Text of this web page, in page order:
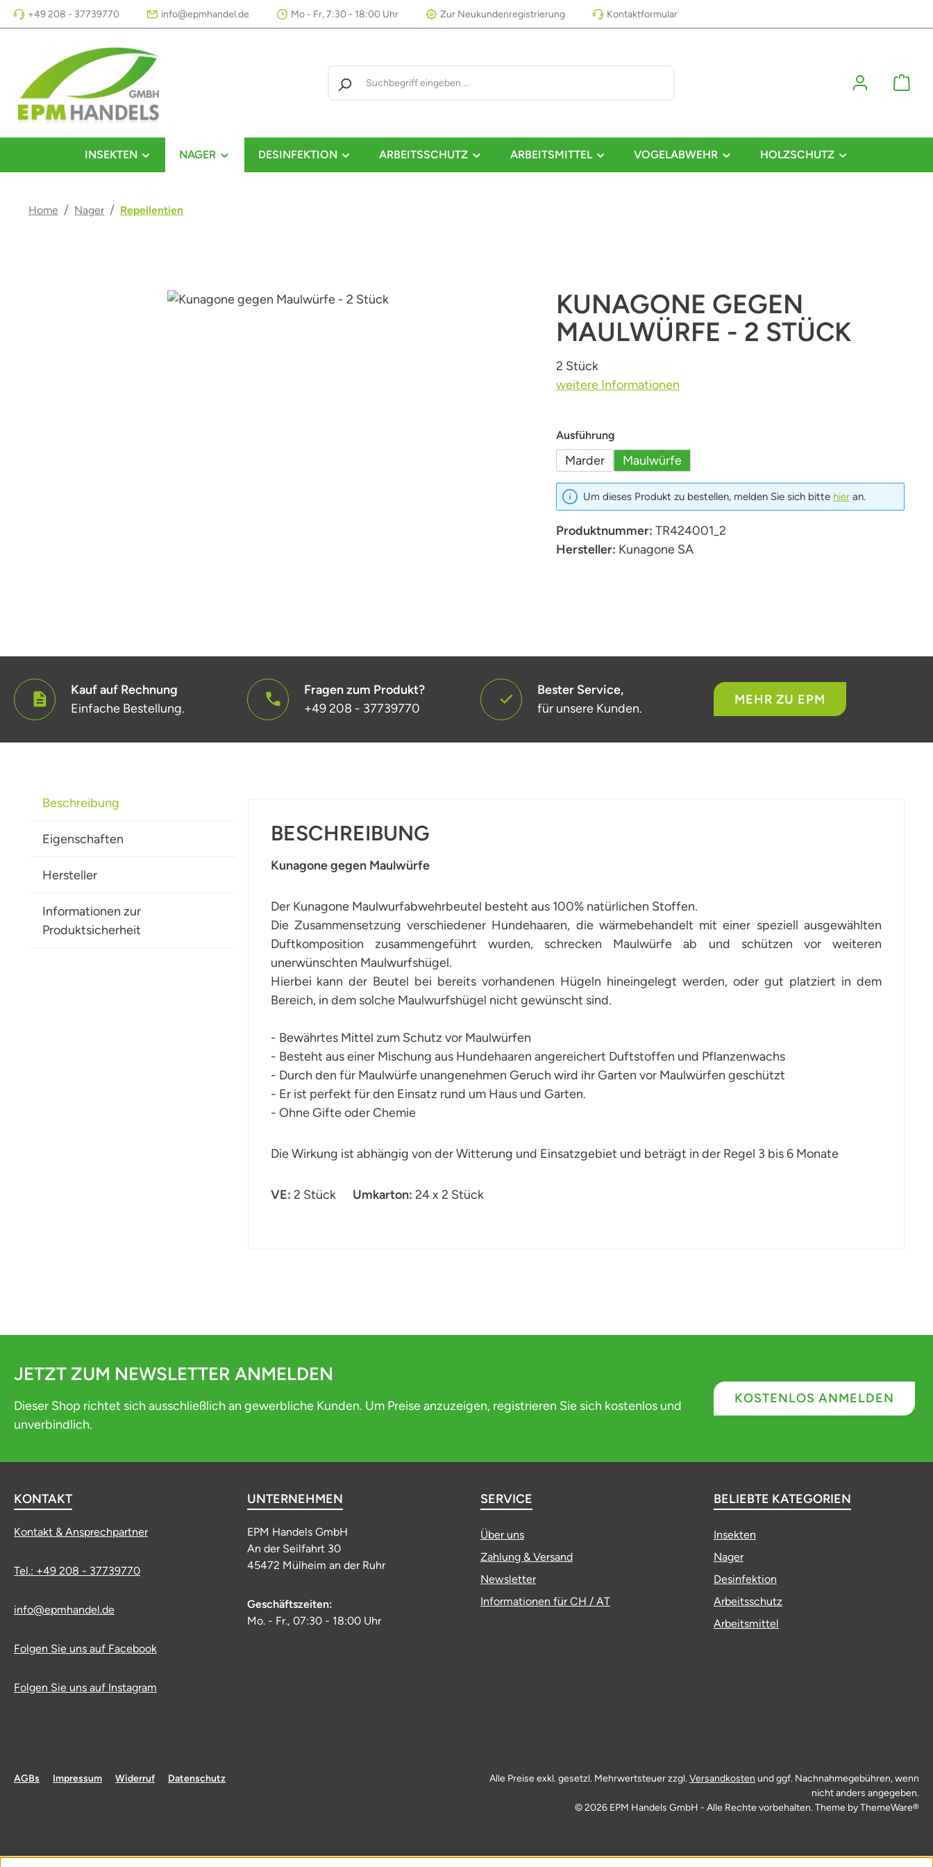
Hauptinhalt springen
Zur Suche springen
Zur Hauptnavigation springen
+49 208 - 37739770 info@epmhandel.de Mo - Fr, 7:30 - 18:00 Uhr Zur Neukundenregistrierung Kontaktformular
INSEKTEN NAGER DESINFEKTION ARBEITSSCHUTZ ARBEITSMITTEL VOGELABWEHR HOLZSCHUTZ
Home / Nager / Repellentien
Bildergalerie überspringen
KUNAGONE GEGEN
MAULWÜRFE - 2 STÜCK
2 Stück
weitere Informationen
Ausführungauswählen
Marder Maulwürfe
Um dieses Produkt zu bestellen, melden Sie sich bitte hieran.
Produktnummer: TR424001_2
Hersteller: Kunagone SA
Kauf auf Rechnung
Einfache Bestellung.
Fragen zum Produkt?
+49 208 - 37739770
Bester Service,
für unsere Kunden.
MEHR ZU EPM
Beschreibung
Eigenschaften
Hersteller
Informationen zur
Produktsicherheit
BESCHREIBUNG
Kunagone gegen Maulwürfe
Der Kunagone Maulwurfabwehrbeutel besteht aus 100% natürlichen Stoffen.
Die Zusammensetzung verschiedener Hundehaaren, die wärmebehandelt mit einer speziell ausgewählten
Duftkomposition zusammengeführt wurden, schrecken Maulwürfe ab und schützen vor weiteren
unerwünschten Maulwurfshügel.
Hierbei kann der Beutel bei bereits vorhandenen Hügeln hineingelegt werden, oder gut platziert in dem
Bereich, in dem solche Maulwurfshügel nicht gewünscht sind.
- Bewährtes Mittel zum Schutz vor Maulwürfen
- Besteht aus einer Mischung aus Hundehaaren angereichert Duftstoffen und Pflanzenwachs
- Durch den für Maulwürfe unangenehmen Geruch wird ihr Garten vor Maulwürfen geschützt
- Er ist perfekt für den Einsatz rund um Haus und Garten.
- Ohne Gifte oder Chemie
Die Wirkung ist abhängig von der Witterung und Einsatzgebiet und beträgt in der Regel 3 bis 6 Monate
VE: 2 StückUmkarton: 24 x 2 Stück
JETZT ZUM NEWSLETTER ANMELDEN
Dieser Shop richtet sich ausschließlich an gewerbliche Kunden. Um Preise anzuzeigen, registrieren Sie sich kostenlos und
unverbindlich.
KOSTENLOS ANMELDEN
KONTAKT
Kontakt & Ansprechpartner
Tel.: +49 208 - 37739770
info@epmhandel.de
Folgen Sie uns auf Facebook
Folgen Sie uns auf Instagram
UNTERNEHMEN
EPM Handels GmbH
An der Seilfahrt 30
45472 Mülheim an der Ruhr
Geschäftszeiten:
Mo. - Fr., 07:30 - 18:00 Uhr
SERVICE
Über uns
Zahlung & Versand
Newsletter
Informationen für CH / AT
BELIEBTE KATEGORIEN
Insekten
Nager
Desinfektion
Arbeitsschutz
Arbeitsmittel
AGBs Impressum Widerruf Datenschutz Alle Preise exkl. gesetzl. Mehrwertsteuer zzgl. Versandkosten und ggf. Nachnahmegebühren, wenn
nicht anders angegeben.
© 2026 EPM Handels GmbH - Alle Rechte vorbehalten. Theme byThemeWare®